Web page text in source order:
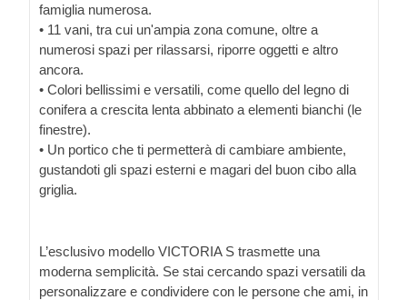
famiglia numerosa.
• 11 vani, tra cui un'ampia zona comune, oltre a
numerosi spazi per rilassarsi, riporre oggetti e altro
ancora.
• Colori bellissimi e versatili, come quello del legno di
conifera a crescita lenta abbinato a elementi bianchi (le
finestre).
• Un portico che ti permetterà di cambiare ambiente,
gustandoti gli spazi esterni e magari del buon cibo alla
griglia.
L’esclusivo modello VICTORIA S trasmette una
moderna semplicità. Se stai cercando spazi versatili da
personalizzare e condividere con le persone che ami, in